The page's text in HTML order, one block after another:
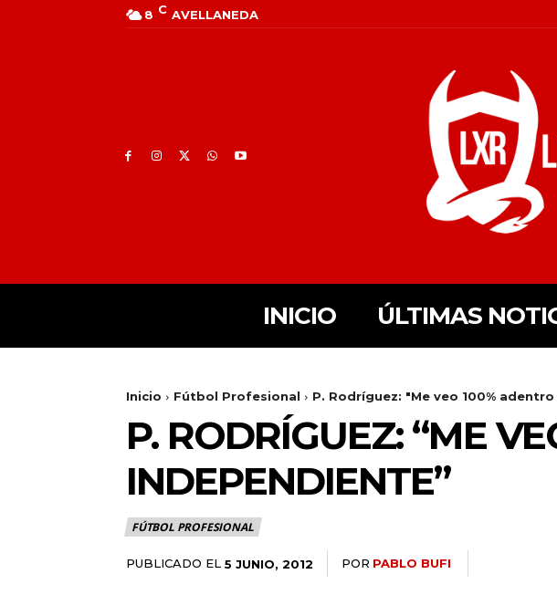
8 C AVELLANEDA
INICIO ÚLTIMAS
Inicio Fútbol Profesional P. Rodríguez: "Me veo 100%
P. RODRÍGUEZ: “ME
INDEPENDIENTE”
FÚTBOL PROFESIONAL
PUBLICADO EL 5 JUNIO, 2012 POR PABLO BUFI